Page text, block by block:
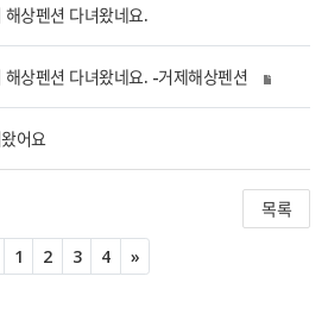
상펜션 다녀왔네요.
상펜션 다녀왔네요. -거제해상펜션
어요
목록
1 2 3 4 »Next